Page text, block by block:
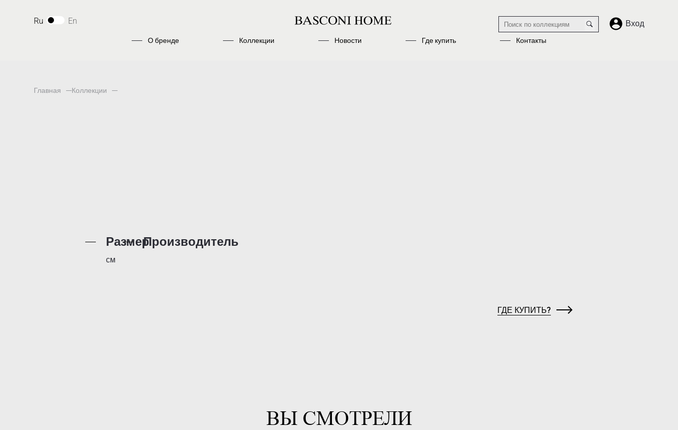
Ru En Вход
О бренде Коллекции Новости Где купить Контакты
Главная Коллекции
Размер
см
Производитель
ГДЕ КУПИТЬ?
ВЫ СМОТРЕЛИ